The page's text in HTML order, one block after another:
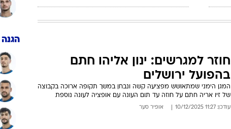
חוזר למגרשים: ינון אליהו חתם
בהפועל ירושלים
המגן הימני שמתאושש מפציעה קשה ונבחן במשך תקופה ארוכה בקבוצה
של זיו אריה חתם על חוזה עד תום העונה עם אופציה לעונה נוספת
עודכן: 11:27 10/12/2025 אופיר סער
הגנה